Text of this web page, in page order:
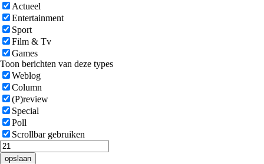
Actueel
Entertainment
Sport
Film & Tv
Games
Toon berichten van deze types
Weblog
Column
(P)review
Special
Poll
Scrollbar gebruiken
opslaan